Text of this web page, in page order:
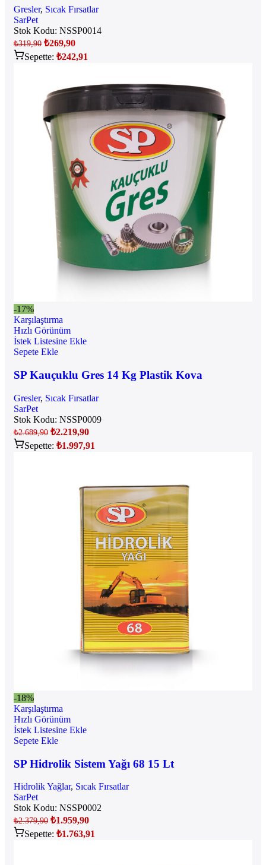
Gresler, Sıcak Fırsatlar
SarPet
Stok Kodu: NSSP0014
₺319,90 ₺269,90
Sepette: ₺242,91
-17%
Karşılaştırma
Hızlı Görünüm
İstek Listesine Ekle
Sepete Ekle
SP Kauçuklu Gres 14 Kg Plastik Kova
Gresler, Sıcak Fırsatlar
SarPet
Stok Kodu: NSSP0009
₺2.689,90 ₺2.219,90
Sepette: ₺1.997,91
-18%
Karşılaştırma
Hızlı Görünüm
İstek Listesine Ekle
Sepete Ekle
SP Hidrolik Sistem Yağı 68 15 Lt
Hidrolik Yağlar, Sıcak Fırsatlar
SarPet
Stok Kodu: NSSP0002
₺2.379,90 ₺1.959,90
Sepette: ₺1.763,91